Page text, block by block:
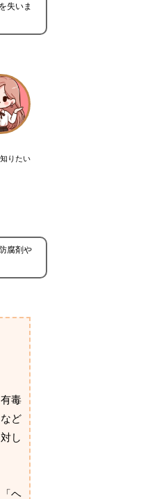
失いま
りたい
腐剤や
毒
ど
し
ヘ